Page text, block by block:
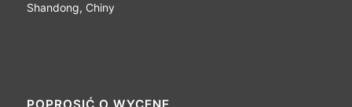
Shandong, Chiny